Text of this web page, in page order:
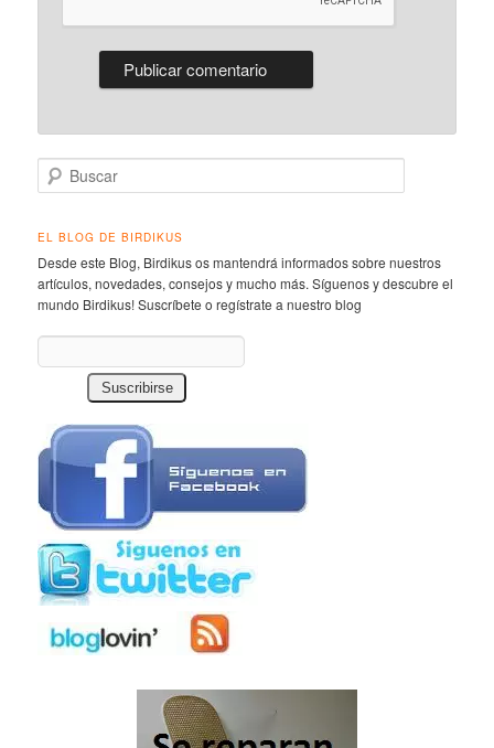
Buscar
EL BLOG DE BIRDIKUS
Desde este Blog, Birdikus os mantendrá informados sobre nuestros
artículos, novedades, consejos y mucho más. Síguenos y descubre el
mundo Birdikus! Suscríbete o regístrate a nuestro blog